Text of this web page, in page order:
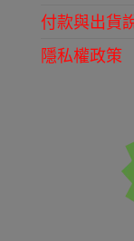
付款與出貨
隱私權政策